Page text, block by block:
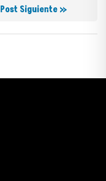
Post Siguiente »